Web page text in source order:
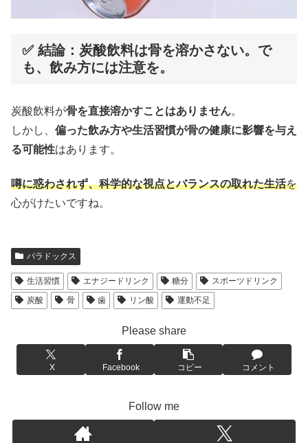
✅ 結論：炭酸飲料は骨を溶かさない。で
も、飲み方には注意を。
炭酸飲料が骨を直接溶かすことはありません。
しかし、 偏った飲み方や生活習慣が骨の健康に影響を与え
る可能性はあります。
噂に惑わされず、科学的な視点とバランスの取れた生活を
心がけたいですね。
パラドックス
生活習慣 エナジードリンク 糖分
スポーツドリンク
炭酸
骨 歯 リン酸 運動不足
Please share
X Facebook コピー コメント
Follow me